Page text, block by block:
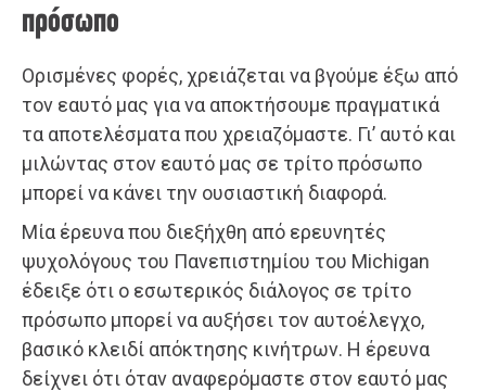
πρόσωπο
Ορισμένες φορές, χρειάζεται να βγούμε έξω από
τον εαυτό μας για να αποκτήσουμε πραγματικά
τα αποτελέσματα που χρειαζόμαστε. Γι’ αυτό και
μιλώντας στον εαυτό μας σε τρίτο πρόσωπο
μπορεί να κάνει την ουσιαστική διαφορά.
Μία έρευνα που διεξήχθη από ερευνητές
ψυχολόγους του Πανεπιστημίου του Michigan
έδειξε ότι ο εσωτερικός διάλογος σε τρίτο
πρόσωπο μπορεί να αυξήσει τον αυτοέλεγχο,
βασικό κλειδί απόκτησης κινήτρων. Η έρευνα
δείχνει ότι όταν αναφερόμαστε στον εαυτό μας